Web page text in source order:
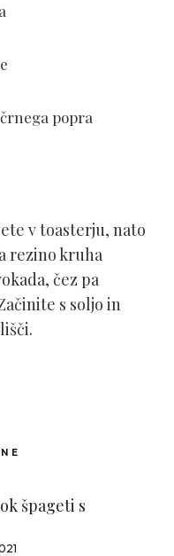
popra
v toasterju, nato
rezino kruha
čez pa
s soljo in
špageti s